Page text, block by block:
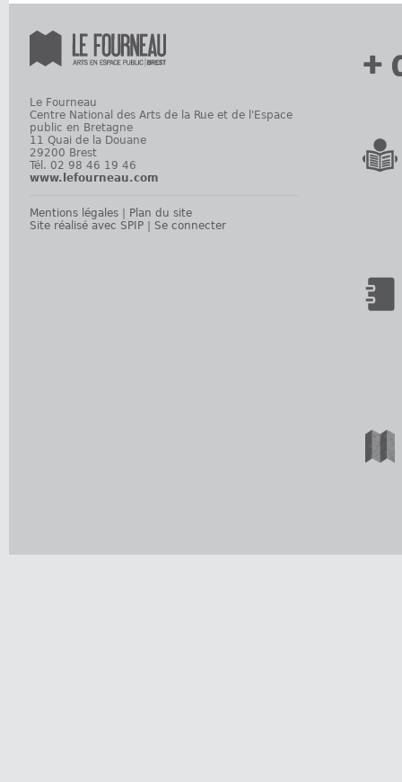
Le Fourneau
Centre National des Arts de la Rue et de l'Espace
public en Bretagne
11 Quai de la Douane
29200 Brest
Tél. 02 98 46 19 46
www.lefourneau.com
Mentions légales | Plan du site
Site réalisé avec SPIP | Se connecter
+